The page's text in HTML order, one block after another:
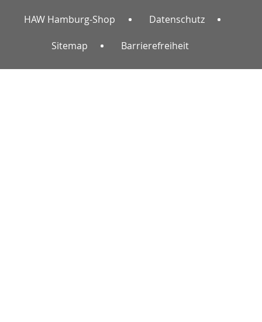
HAW Hamburg-Shop Datenschutz
Sitemap Barrierefreiheit